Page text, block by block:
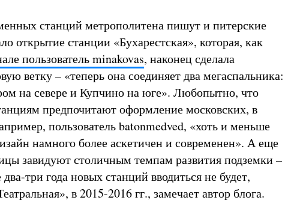
станций метрополитена пишут и питерские
открытие станции «Бухарестская», которая, как
пользователь minakovas, наконец сделала
ветку – «теперь она соединяет два мегаспальника:
на севере и Купчино на юге». Любопытно, что
предпочитают оформление московских, в
пользователь batonmedved, «хоть и меньше
намного более аскетичен и современен». А еще
завидуют столичным темпам развития подземки –
три года новых станций вводиться не будет,
в 2015-2016 гг., замечает автор блога.